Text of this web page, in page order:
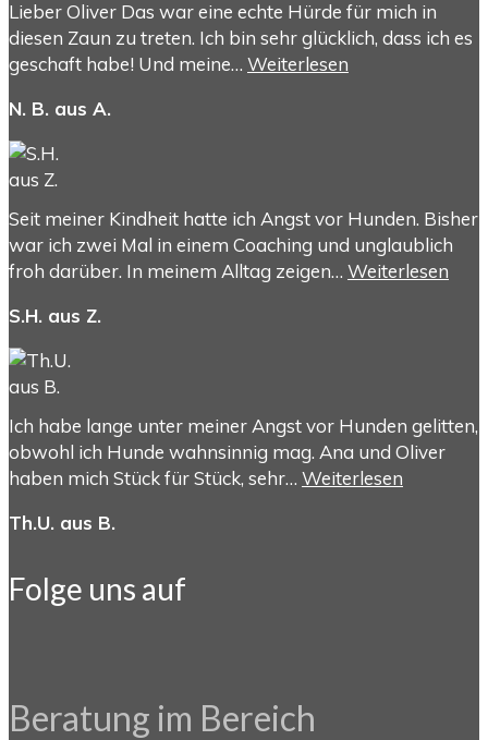
Lieber Oliver Das war eine echte Hürde für mich in
diesen Zaun zu treten. Ich bin sehr glücklich, dass ich es
geschaft habe! Und meine… Weiterlesen
N. B. aus A.
Seit meiner Kindheit hatte ich Angst vor Hunden. Bisher
war ich zwei Mal in einem Coaching und unglaublich
froh darüber. In meinem Alltag zeigen… Weiterlesen
S.H. aus Z.
Ich habe lange unter meiner Angst vor Hunden gelitten,
obwohl ich Hunde wahnsinnig mag. Ana und Oliver
haben mich Stück für Stück, sehr… Weiterlesen
Th.U. aus B.
Folge uns auf
Beratung im Bereich